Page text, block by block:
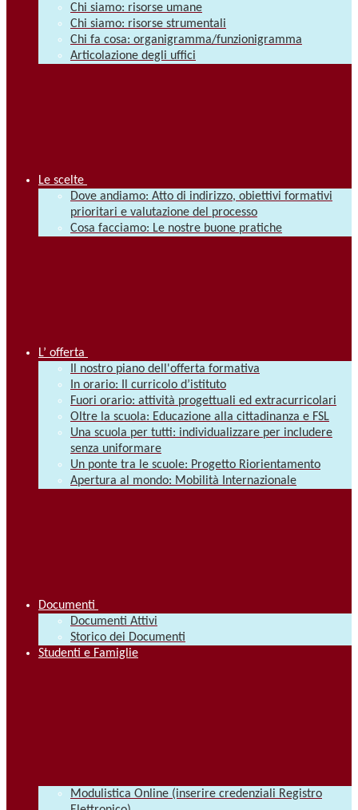
Chi siamo: risorse umane
Chi siamo: risorse strumentali
Chi fa cosa: organigramma/funzionigramma
Articolazione degli uffici
Le scelte
Dove andiamo: Atto di indirizzo, obiettivi formativi
prioritari e valutazione del processo
Cosa facciamo: Le nostre buone pratiche
L’ offerta
Il nostro piano dell'offerta formativa
In orario: Il curricolo d’istituto
Fuori orario: attività progettuali ed extracurricolari
Oltre la scuola: Educazione alla cittadinanza e FSL
Una scuola per tutti: individualizzare per includere
senza uniformare
Un ponte tra le scuole: Progetto Riorientamento
Apertura al mondo: Mobilità Internazionale
Documenti
Documenti Attivi
Storico dei Documenti
Studenti e Famiglie
Modulistica Online (inserire credenziali Registro